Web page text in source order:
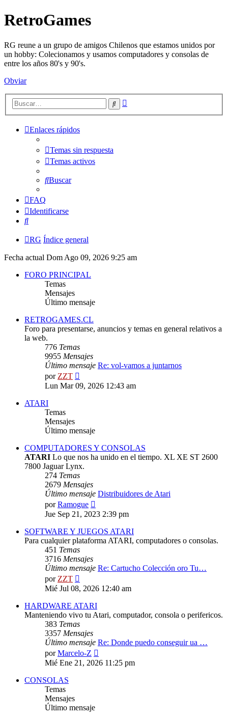
RetroGames
RG reune a un grupo de amigos Chilenos que estamos unidos por
un hobby: Colecionamos y usamos computadores y consolas de
entre los años 80's y 90's.
Obviar
Buscar
Enlaces rápidos
Temas sin respuesta
Temas activos
Buscar
FAQ
Identificarse
Buscar
RG Índice general
Fecha actual Dom Ago 09, 2026 9:25 am
FORO PRINCIPAL
Temas
Mensajes
Último mensaje
RETROGAMES.CL
Foro para presentarse, anuncios y temas en general relativos a
la web.
776 Temas
9955 Mensajes
Último mensaje Re: vol-vamos a juntarnos
porZZT
último
Lun Mar 09, 2026 12:43 am
ATARI
Temas
Mensajes
Último mensaje
COMPUTADORES Y CONSOLAS
ATARI Lo que nos ha unido en el tiempo. XL XE ST 2600
7800 Jaguar Lynx.
274 Temas
2679 Mensajes
Último mensaje Distribuidores de Atari
porRamogue
último
mensaje
Jue Sep 21, 2023 2:39 pm
SOFTWARE Y JUEGOS ATARI
Para cualquier plataforma ATARI, computadores o consolas.
451 Temas
3716 Mensajes
Último mensaje Re: Cartucho Colección oro Tu…
porZZT
último
Mié Jul 08, 2026 12:40 am
HARDWARE ATARI
Manteniendo vivo tu Atari, computador, consola o perifericos.
383 Temas
3357 Mensajes
Último mensaje Re: Donde puedo conseguir ua …
porMarcelo-Z
último
Mié Ene 21, 2026 11:25 pm
CONSOLAS
Temas
Mensajes
Último mensaje